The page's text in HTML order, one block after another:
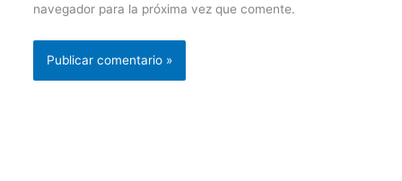
navegador para la próxima vez que comente.